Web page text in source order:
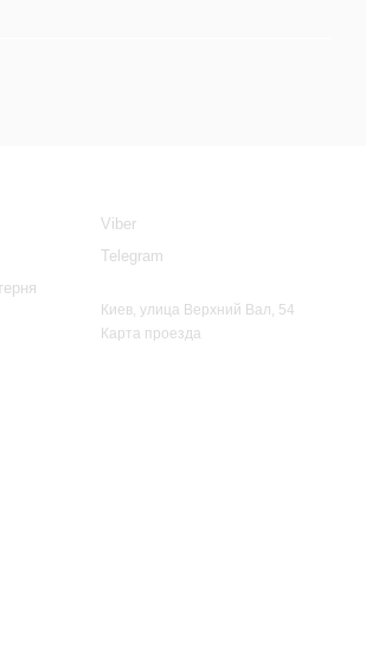
Viber
Telegram
Киев, улица Верхний Вал, 54
Карта проезда